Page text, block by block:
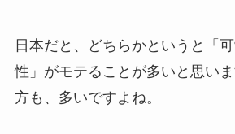
日本だと、どちらかというと「
性」がモテることが多いと思い
方も、多いですよね。